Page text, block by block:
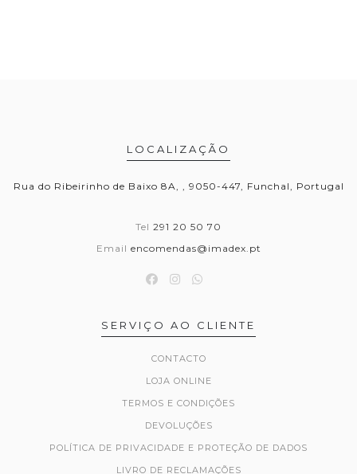
LOCALIZAÇÃO
Rua do Ribeirinho de Baixo 8A, , 9050-447, Funchal, Portugal
Tel 291 20 50 70
Email encomendas@imadex.pt
SERVIÇO AO CLIENTE
CONTACTO
LOJA ONLINE
TERMOS E CONDIÇÕES
DEVOLUÇÕES
POLÍTICA DE PRIVACIDADE E PROTEÇÃO DE DADOS
LIVRO DE RECLAMAÇÕES